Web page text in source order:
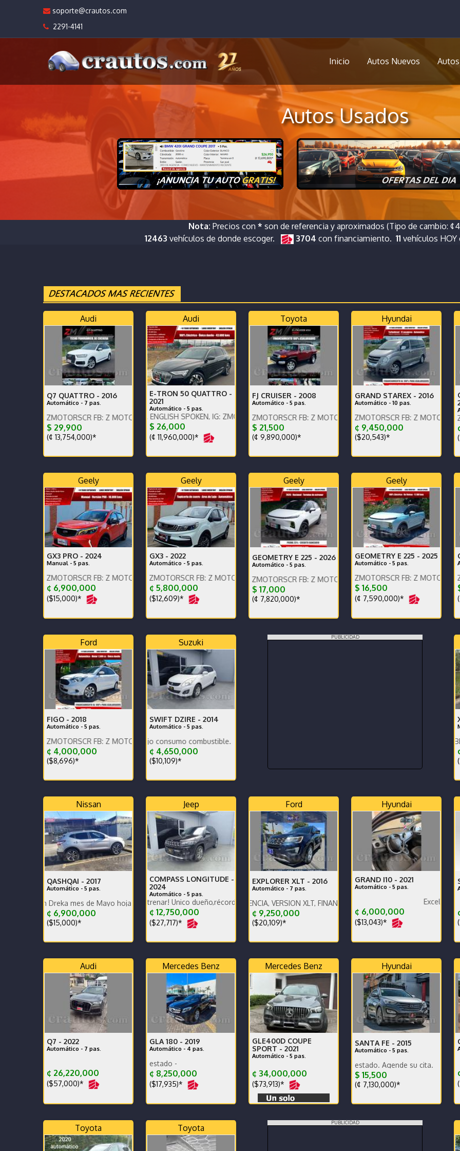
soporte@crautos.com
2291-4141
Inicio Autos Nuevos
Autos Usados
Nota: Precios con * son de referencia y aproximados (Tipo de cambio:
12463 vehículos de donde escoger. 3704 con financiamiento. 11 vehículos
Audi
Q7 QUATTRO - 2016
Automático - 7 pas.
IG: ZMOTORSCR FB: Z MOTORS. Contáctenos x WhatsApp.
$ 29,900
(¢ 13,754,000)*
Audi
E-TRON 50 QUATTRO -
2021
Automático - 5 pas.
PRECIO EN DOLARES. ENGLISH SPOKEN, IG: ZMOTORSCR FB: Z MOTORS. Contáctenos x WhatsApp.
$ 26,000
(¢ 11,960,000)*
Toyota
FJ CRUISER - 2008
Automático - 5 pas.
ENGLISH SPOKEN, IG: ZMOTORSCR FB: Z MOTORS. Contáctenos x WhatsApp.
$ 21,500
(¢ 9,890,000)*
Hyundai
GRAND STAREX - 2016
Automático - 10 pas.
ENGLISH SPOKEN, IG: ZMOTORSCR FB: Z MOTORS.
¢ 9,450,000
($20,543)*
ENGLISH SPOKEN, IG:
Geely
GX3 PRO - 2024
Manual - 5 pas.
IG: ZMOTORSCR FB: Z MOTORS. Contáctenos x WhatsApp.
¢ 6,900,000
($15,000)*
Geely
GX3 - 2022
Automático - 5 pas.
ENGLISH SPOKEN, IG: ZMOTORSCR FB: Z MOTORS. Contáctenos x WhatsApp.
¢ 5,800,000
($12,609)*
Geely
GEOMETRY E 225 - 2026
Automático - 5 pas.
ENGLISH SPOKEN, IG: ZMOTORSCR FB: Z MOTORS. Contáctenos x WhatsApp.
$ 17,000
(¢ 7,820,000)*
Geely
GEOMETRY E 225 - 2025
Automático - 5 pas.
ENGLISH SPOKEN, IG: ZMOTORSCR FB: Z MOTORS.
$ 16,500
(¢ 7,590,000)*
ENGLISH SPOKEN, IG:
Ford
FIGO - 2018
Automático - 5 pas.
IG: ZMOTORSCR FB: Z MOTORS. Contáctenos x WhatsApp.
¢ 4,000,000
($8,696)*
Suzuki
SWIFT DZIRE - 2014
Automático - 5 pas.
Nacional, bajo km, bajo consumo combustible.
¢ 4,650,000
($10,109)*
PUBLICIDAD
SUPER ENTERO DOBLE
Nissan
QASHQAI - 2017
Automático - 5 pas.
Dreka mes de Mayo hoja en Blanco
¢ 6,900,000
($15,000)*
Jeep
COMPASS LONGITUDE -
2024
Automático - 5 pas.
Para terminar de estrenar! Único dueño,récord mant agencia,muy bajo km. Financiamiento disponible.
¢ 12,750,000
($27,717)*
Ford
EXPLORER XLT - 2016
Automático - 7 pas.
COMPRADO EN AGENCIA, VERSION XLT, FINANCIAMIENTO CON BANCO PROMERICA
¢ 9,250,000
($20,109)*
Hyundai
GRAND I10 - 2021
Automático - 5 pas.
Excelente estado
¢ 6,000,000
($13,043)*
Audi
Q7 - 2022
Automático - 7 pas.
¢ 26,220,000
($57,000)*
Mercedes Benz
GLA 180 - 2019
Automático - 4 pas.
¢ 8,250,000
($17,935)*
Mercedes Benz
GLE400D COUPE
SPORT - 2021
Automático - 5 pas.
¢ 34,000,000
($73,913)*
Hyundai
SANTA FE - 2015
Automático - 5 pas.
Poco km. Excelente estado. Agende su cita.
$ 15,500
(¢ 7,130,000)*
Toyota Toyota
PUBLICIDAD